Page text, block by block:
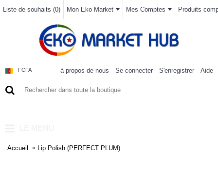
Liste de souhaits (0) Mon Eko Market Mes Comptes Produits
FCFA à propos de nous Se connecter S'enregistrer Aide
Accueil Lip Polish (PERFECT PLUM)